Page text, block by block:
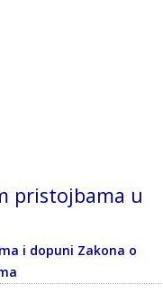
pristojbama u
i dopuni Zakona o